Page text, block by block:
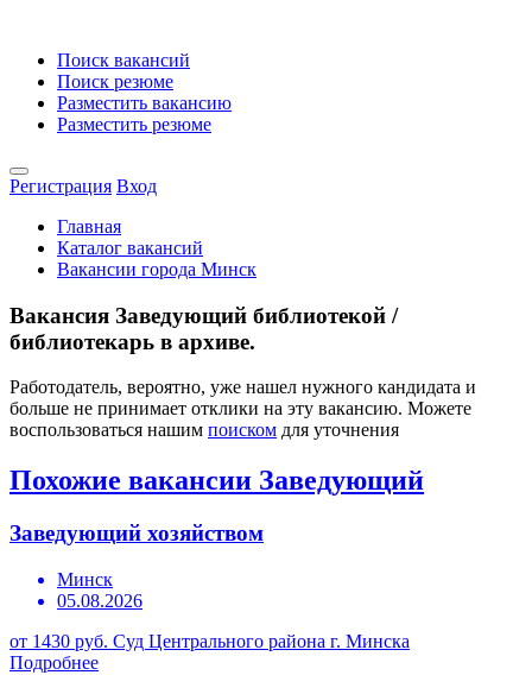
Поиск вакансий
Поиск резюме
Разместить вакансию
Разместить резюме
Регистрация Вход
Главная
Каталог вакансий
Вакансии города Минск
Вакансия Заведующий библиотекой /
библиотекарь в архиве.
Работодатель, вероятно, уже нашел нужного кандидата и
больше не принимает отклики на эту вакансию. Можете
воспользоваться нашим поиском для уточнения
Похожие вакансии Заведующий
Заведующий хозяйством
Минск
05.08.2026
от 1430 руб. Суд Центрального района г. Минска
Подробнее